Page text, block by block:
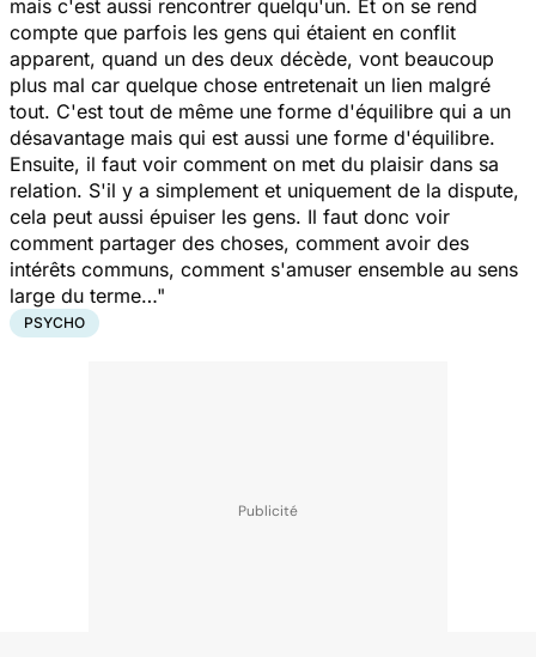
mais c'est aussi rencontrer quelqu'un. Et on se rend
compte que parfois les gens qui étaient en conflit
apparent, quand un des deux décède, vont beaucoup
plus mal car quelque chose entretenait un lien malgré
tout. C'est tout de même une forme d'équilibre qui a un
désavantage mais qui est aussi une forme d'équilibre.
Ensuite, il faut voir comment on met du plaisir dans sa
relation. S'il y a simplement et uniquement de la dispute,
cela peut aussi épuiser les gens. Il faut donc voir
comment partager des choses, comment avoir des
intérêts communs, comment s'amuser ensemble au sens
large du terme…"
PSYCHO